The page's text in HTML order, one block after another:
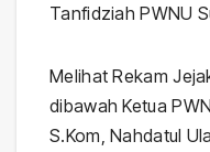
Tanfidziah PWNU
Melihat Rekam
dibawah Ketua
S.Kom, Nahdatul